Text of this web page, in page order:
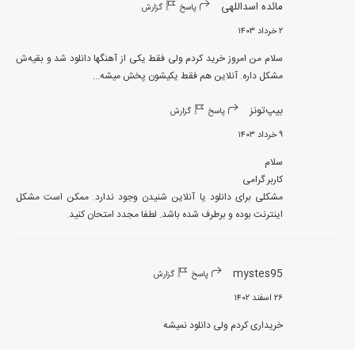
مائده اسداللهی پاسخ گزارش
۲ خرداد ۱۴۰۳
سلام من امروز خرید کردم ولی فقط یکی از آهنگها دانلود شد و بقیه‌ش
مشکل داره. آنلاین هم فقط یکیشون پخش میشه‌...
بیپ‌تونز پاسخ گزارش
۹ خرداد ۱۴۰۳
اینترنت بوده و برطرف شده باشد. لطفا مجدد امتحان کنید.
mystes95 پاسخ گزارش
۲۶ اسفند ۱۴۰۲
خریداری کردم ولی دانلود نمیشه